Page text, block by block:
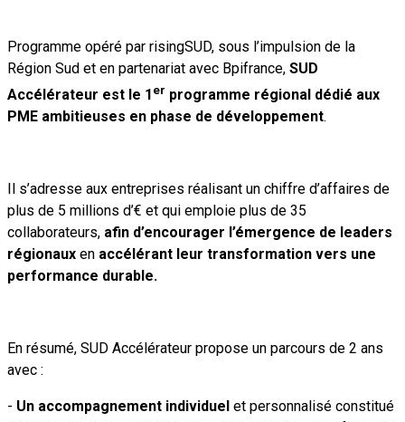
Programme opéré par risingSUD, sous l’impulsion de la
Région Sud et en partenariat avec Bpifrance, SUD
Accélérateur est le 1 er programme régional dédié aux
PME ambitieuses en phase de développement.
Il s’adresse aux entreprises réalisant un chiffre d’affaires de
plus de 5 millions d’€ et qui emploie plus de 35
collaborateurs, afin d’encourager l’émergence de leaders
régionaux en accélérant leur transformation vers une
performance durable.
En résumé, SUD Accélérateur propose un parcours de 2 ans
avec :
- Un accompagnement individuel et personnalisé constitué